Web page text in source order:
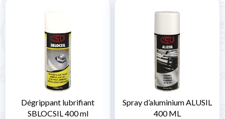
Dégrippant lubrifiant
SBLOCSIL 400 ml
Spray d’aluminium ALUSIL
400 ML